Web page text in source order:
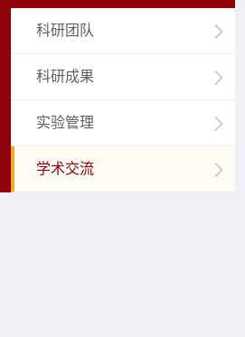
科研团队
科研成果
实验管理
学术交流